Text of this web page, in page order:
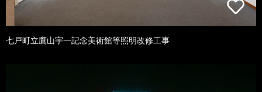
七戸町立鷹山宇一記念美術館等照明改修工事